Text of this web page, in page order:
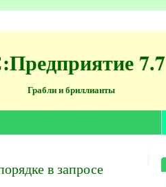
7.7
Грабли и бриллианты
в запросе